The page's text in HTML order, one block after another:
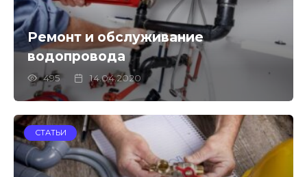
Ремонт и обслуживание
водопровода
495 14.04.2020
СТАТЬИ